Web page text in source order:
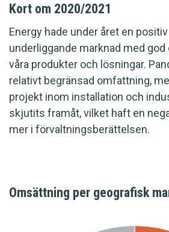
Kort om 2020/2021
Energy hade under året en positiv
underliggande marknad med
våra produkter och lösningar.
relativt begränsad omfattning,
projekt inom installation och
skjutits framåt, vilket haft en
mer i förvaltningsberättelsen.
Omsättning per geografisk